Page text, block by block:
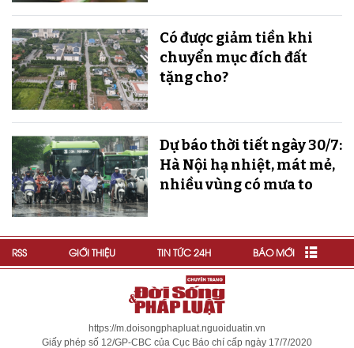
Có được giảm tiền khi
chuyển mục đích đất
tặng cho?
Dự báo thời tiết ngày 30/7:
Hà Nội hạ nhiệt, mát mẻ,
nhiều vùng có mưa to
RSS GIỚI THIỆU TIN TỨC 24H BÁO MỚI
https://m.doisongphapluat.nguoiduatin.vn
Giấy phép số 12/GP-CBC của Cục Báo chí cấp ngày 17/7/2020